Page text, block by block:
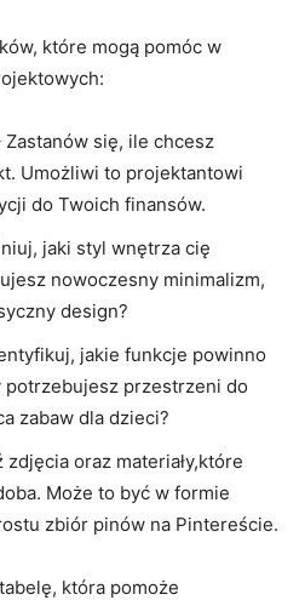
które mogą ⁣pomóc‌ w
Zastanów się, ​ile chcesz
Umożliwi to projektantowi
do Twoich finansów.
jaki ​styl wnętrza cię
​nowoczesny minimalizm,
design?
jakie funkcje powinno
potrzebujesz przestrzeni do
zabaw dla dzieci?
zdjęcia​ oraz materiały,które
‌Może to być ⁣w formie​
zbiór pinów na Pintereście.
która pomoże